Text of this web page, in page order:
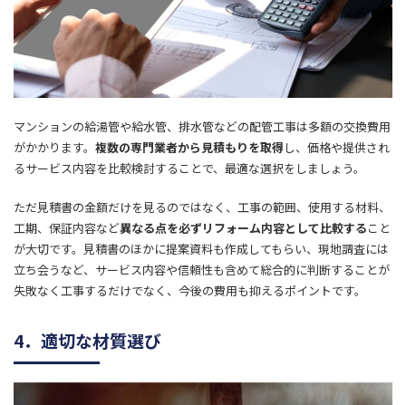
マンションの給湯管や給水管、排水管などの配管工事は多額の交換費用
がかかります。 複数の専門業者から見積もりを取得し、価格や提供され
るサービス内容を比較検討することで、最適な選択をしましょう。
ただ見積書の金額だけを見るのではなく、工事の範囲、使用する材料、
工期、保証内容など異なる点を必ずリフォーム内容として比較すること
が大切です。見積書のほかに提案資料も作成してもらい、現地調査には
立ち会うなど、サービス内容や信頼性も含めて総合的に判断することが
失敗なく工事するだけでなく、今後の費用も抑えるポイントです。
4．適切な材質選び